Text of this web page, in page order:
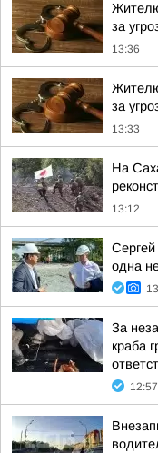
за
13:36
за
13:33
На
13:12
одна
За
краба
12:57